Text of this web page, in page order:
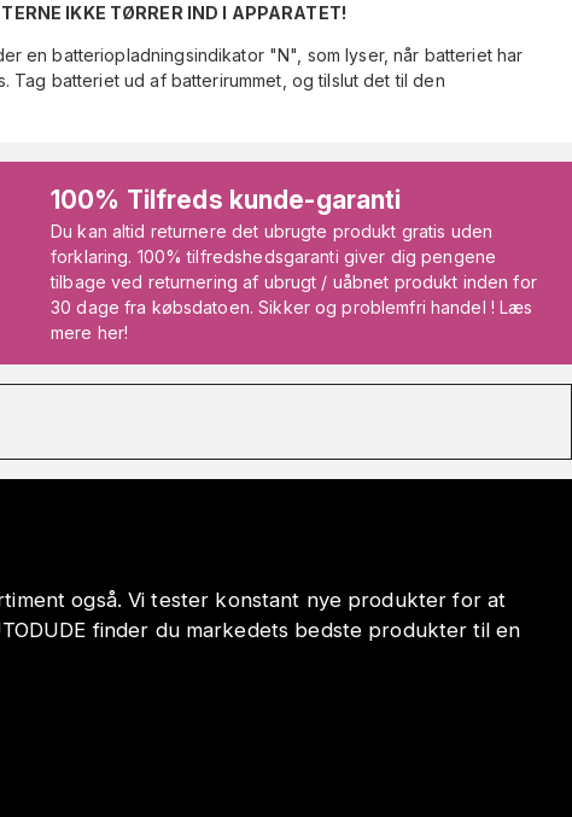
IKKE TØRRER IND I APPARATET!
en batteriopladningsindikator "N", som lyser, når batteriet har
Tag batteriet ud af batterirummet, og tilslut det til den
100% Tilfreds kunde-garanti
Du kan altid returnere det ubrugte produkt gratis uden
forklaring. 100% tilfredshedsgaranti giver dig pengene
tilbage ved returnering af ubrugt / uåbnet produkt inden for
30 dage fra købsdatoen. Sikker og problemfri handel ! Læs
mere her!
også. Vi tester konstant nye produkter for at
finder du markedets bedste produkter til en